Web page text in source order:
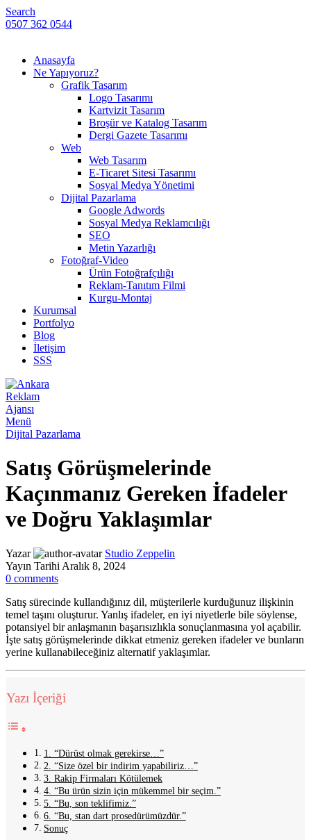
Search
0507 362 0544
Anasayfa
Ne Yapıyoruz?
Grafik Tasarım
Logo Tasarımı
Kartvizit Tasarım
Broşür ve Katalog Tasarım
Dergi Gazete Tasarımı
Web
Web Tasarım
E-Ticaret Sitesi Tasarımı
Sosyal Medya Yönetimi
Dijital Pazarlama
Google Adwords
Sosyal Medya Reklamcılığı
SEO
Metin Yazarlığı
Fotoğraf-Video
Ürün Fotoğrafçılığı
Reklam-Tanıtım Filmi
Kurgu-Montaj
Kurumsal
Portfolyo
Blog
İletişim
SSS
Menü
Dijital Pazarlama
Satış Görüşmelerinde
Kaçınmanız Gereken İfadeler
ve Doğru Yaklaşımlar
Yazar
Studio Zeppelin
Yayın Tarihi Aralık 8, 2024
0 comments
Satış sürecinde kullandığınız dil, müşterilerle kurduğunuz ilişkinin
temel taşını oluşturur. Yanlış ifadeler, en iyi niyetlerle bile söylense,
potansiyel bir anlaşmanın başarısızlıkla sonuçlanmasına yol açabilir.
İşte satış görüşmelerinde dikkat etmeniz gereken ifadeler ve bunların
yerine kullanabileceğiniz alternatif yaklaşımlar.
Yazı İçeriği
1. “Dürüst olmak gerekirse…”
2. “Size özel bir indirim yapabiliriz…”
3. Rakip Firmaları Kötülemek
4. “Bu ürün sizin için mükemmel bir seçim.”
5. “Bu, son teklifimiz.”
6. “Bu, stan dart prosedürümüzdür.”
Sonuç